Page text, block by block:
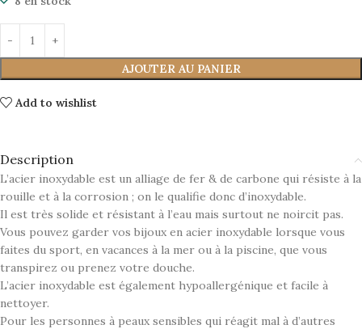
AJOUTER AU PANIER
Add to wishlist
Description
L’acier inoxydable est un alliage de fer & de carbone qui résiste à la
rouille et à la corrosion ; on le qualifie donc d’inoxydable.
Il est très solide et résistant à l’eau mais surtout ne noircit pas.
Vous pouvez garder vos bijoux en acier inoxydable lorsque vous
faites du sport, en vacances à la mer ou à la piscine, que vous
transpirez ou prenez votre douche.
L’acier inoxydable est également hypoallergénique et facile à
nettoyer.
Pour les personnes à peaux sensibles qui réagit mal à d’autres